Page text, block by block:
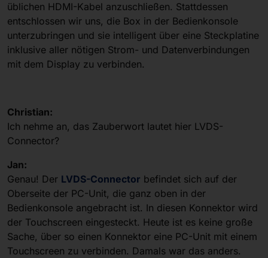
üblichen HDMI-Kabel anzuschließen. Stattdessen
entschlossen wir uns, die Box in der Bedienkonsole
unterzubringen und sie intelligent über eine Steckplatine
inklusive aller nötigen Strom- und Datenverbindungen
mit dem Display zu verbinden.
Christian:
Ich nehme an, das Zauberwort lautet hier LVDS-
Connector?
Jan:
Genau! Der LVDS-Connector befindet sich auf der
Oberseite der PC-Unit, die ganz oben in der
Bedienkonsole angebracht ist. In diesen Konnektor wird
der Touchscreen eingesteckt. Heute ist es keine große
Sache, über so einen Konnektor eine PC-Unit mit einem
Touchscreen zu verbinden. Damals war das anders.